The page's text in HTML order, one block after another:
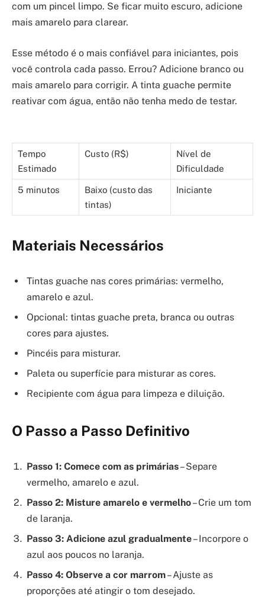
com um pincel limpo. Se ficar muito escuro, adicione
mais amarelo para clarear.
Esse método é o mais confiável para iniciantes, pois
você controla cada passo. Errou? Adicione branco ou
mais amarelo para corrigir. A tinta guache permite
reativar com água, então não tenha medo de testar.
Tempo
Estimado
Custo (R$)
Nível de
Dificuldade
5 minutos
Baixo (custo das
tintas)
Iniciante
Materiais Necessários
Tintas guache nas cores primárias: vermelho,
amarelo e azul.
Opcional: tintas guache preta, branca ou outras
cores para ajustes.
Pincéis para misturar.
Paleta ou superfície para misturar as cores.
Recipiente com água para limpeza e diluição.
O Passo a Passo Definitivo
Passo 1: Comece com as primárias– Separe
vermelho, amarelo e azul.
Passo 2: Misture amarelo e vermelho– Crie um tom
de laranja.
Passo 3: Adicione azul gradualmente– Incorpore o
azul aos poucos no laranja.
Passo 4: Observe a cor marrom– Ajuste as
proporções até atingir o tom desejado.